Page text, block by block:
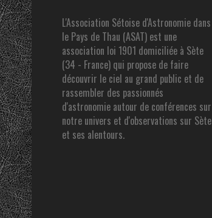
L'Association Sétoise d'Astronomie dans
le Pays de Thau (ASAT) est une
association loi 1901 domiciliée à Sète
(34 - France) qui propose de faire
découvrir le ciel au grand public et de
rassembler des passionnés
d'astronomie autour de conférences sur
notre univers et d'observations sur Sète
et ses alentours.